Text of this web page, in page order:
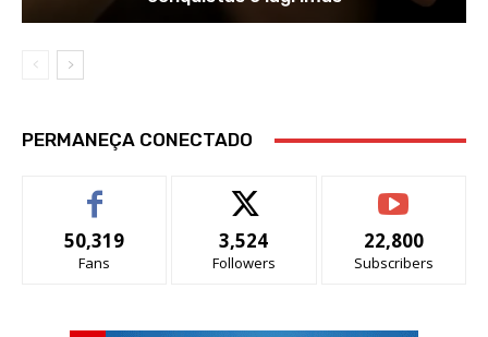
PERMANEÇA CONECTADO
50,319
Fans
3,524
Followers
22,800
Subscribers